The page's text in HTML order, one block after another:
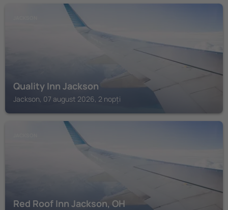
Quality Inn Jackson
Jackson, 07 august 2026, 2 nopți
Red Roof Inn Jackson, OH